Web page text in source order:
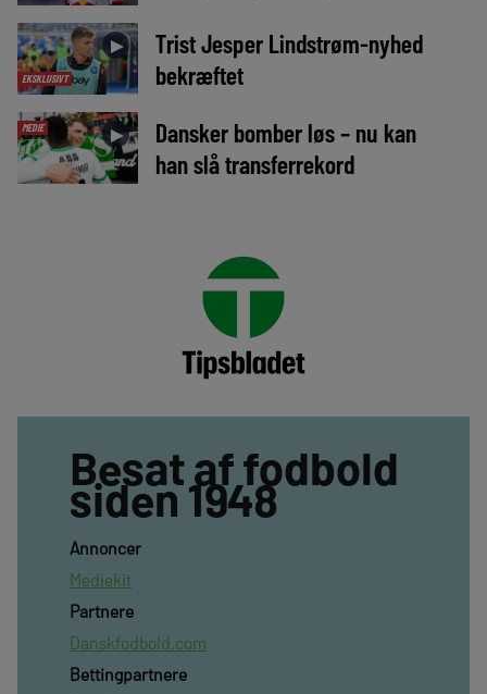
EKSKLUSIVT
►
Trist Jesper Lindstrøm-nyhed
bekræftet
MEDIE ►
Dansker bomber løs – nu kan
han slå transferrekord
Besat af fodbold
siden 1948
Annoncer
Mediekit
Partnere
Danskfodbold.com
Bettingpartnere